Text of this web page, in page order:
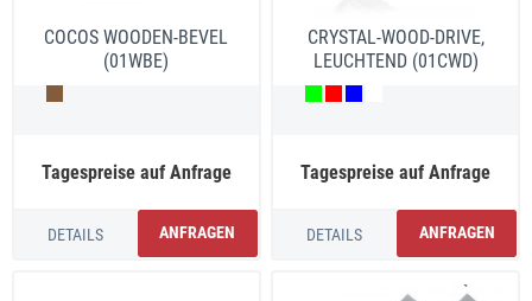
COCOS WOODEN-BEVEL
(01WBE)
Tagespreise auf Anfrage
DETAILS ANFRAGEN
CRYSTAL-WOOD-DRIVE,
LEUCHTEND (01CWD)
Tagespreise auf Anfrage
DETAILS ANFRAGEN